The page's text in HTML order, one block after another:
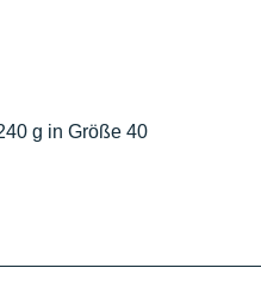
g in Größe 40